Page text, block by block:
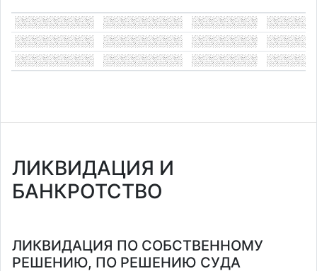
ЛИКВИДАЦИЯ И
БАНКРОТСТВО
ЛИКВИДАЦИЯ ПО СОБСТВЕННОМУ
РЕШЕНИЮ, ПО РЕШЕНИЮ СУДА